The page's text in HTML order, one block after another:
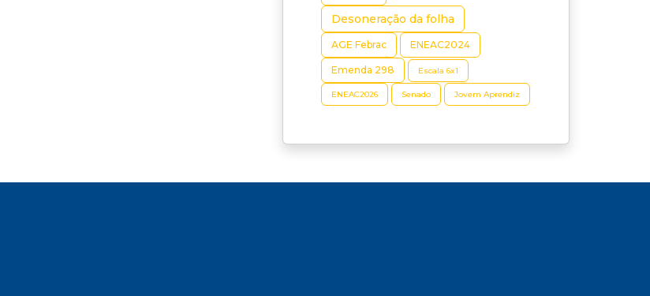
Desoneração da folha
AGE Febrac ENEAC2024
Emenda 298 Escala 6x1
ENEAC2026 Senado Jovem Aprendiz